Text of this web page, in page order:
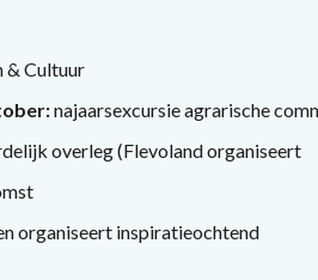
& Cultuur
najaarsexcursie agrarische
overleg (Flevoland organiseert
organiseert inspiratieochtend